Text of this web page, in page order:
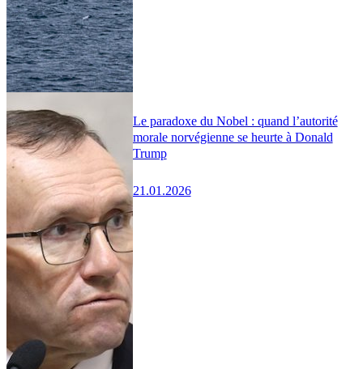
Le paradoxe du Nobel : quand l’autorité
morale norvégienne se heurte à Donald
Trump
21.01.2026